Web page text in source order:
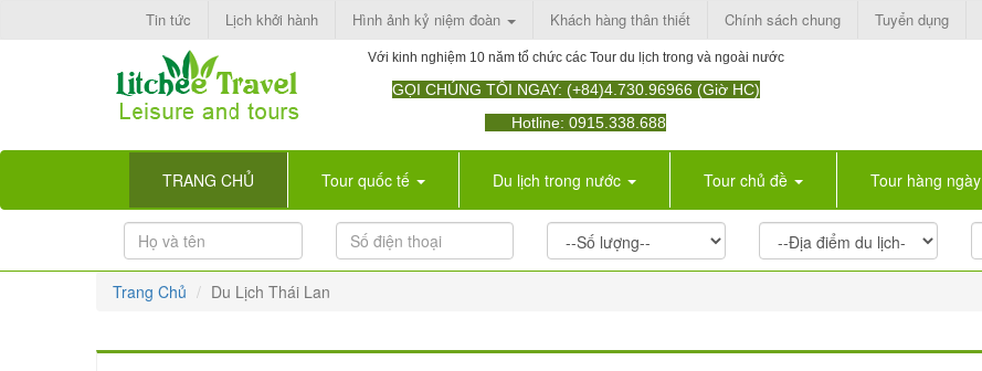
Tin tức Lịch khởi hành Hình ảnh kỷ niệm đoàn Khách hàng thân thiết Chính sách chung Tuyển dụng
Với kinh nghiệm 10 năm tổ chức các Tour du lịch trong và ngoài nước
GỌI CHÚNG TÔI NGAY: (+84)4.730.96966 (Giờ HC)
Hotline: 0915.338.688
TRANG CHỦ Tour quốc tế Du lịch trong nước Tour chủ đề Tour hàng ngày
Trang Chủ Du Lịch Thái Lan